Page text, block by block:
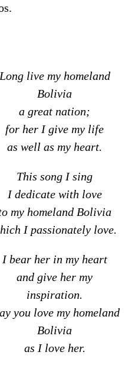
Long live my homeland
Bolivia
a great nation;
for her I give my life
as well as my heart.
This song I sing
I dedicate with love
my homeland Bolivia
I passionately love.
I bear her in my heart
and give her my
inspiration.
you love my homeland
Bolivia
as I love her.